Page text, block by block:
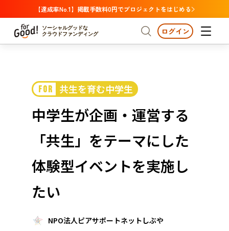
【達成率No.1】掲載手数料0円でプロジェクトをはじめる
ソーシャルグッドな
クラウドファンディング
プロジェクトからさがす
カテゴリーからさがす 国際協力
医療・福祉
人権・マイノリティ
近畿
注目 新着
支援金額が多い
支援人数が多い
終了日が近い
カテゴリーからさがす
国際協力 医療・福祉
子ども・教育
環境・エシカル
人権・マイノリティ
社会貢献
地域からさがす
北海道 青森 岩手 宮城 秋田
ログイン
FOR 共生を育む中学生
中学生が企画・運営する
「共生」をテーマにした
体験型イベントを実施し
たい
NPO法人ピアサポートネットしぶや